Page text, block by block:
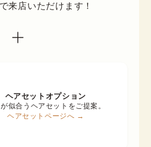
来店いただけます！
ヘアセットオプション
似合うヘアセットをご提案。
ヘアセットページへ →